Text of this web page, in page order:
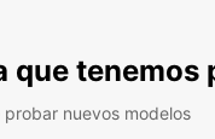
que tenemos
nuevos modelos